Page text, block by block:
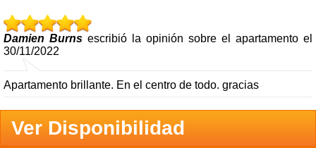
Damien Burns escribió la opinión sobre el apartamento el
30/11/2022
Apartamento brillante. En el centro de todo. gracias
Ver Disponibilidad